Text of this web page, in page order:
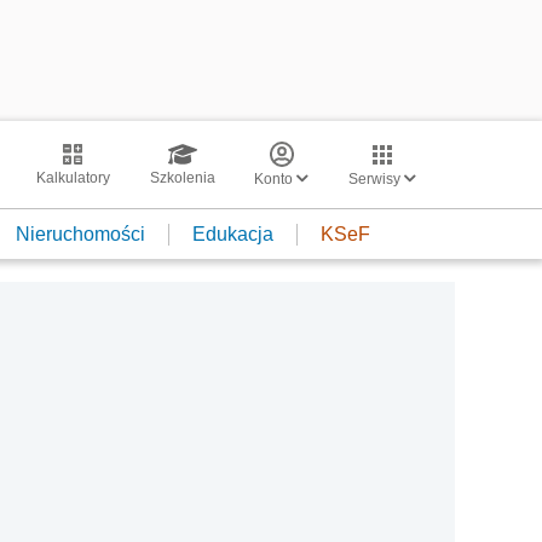
Kalkulatory Szkolenia Konto Serwisy
Nieruchomości Edukacja KSeF